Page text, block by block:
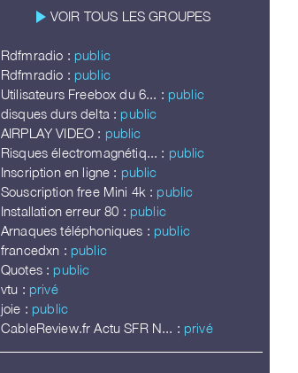
play_arrow VOIR TOUS LES GROUPES
Rdfmradio : public
Rdfmradio : public
Utilisateurs Freebox du 6... : public
disques durs delta : public
AIRPLAY VIDEO : public
Risques électromagnétiq... : public
Inscription en ligne : public
Souscription free Mini 4k : public
Installation erreur 80 : public
Arnaques téléphoniques : public
francedxn : public
Quotes : public
vtu : privé
joie : public
CableReview.fr Actu SFR N... : privé